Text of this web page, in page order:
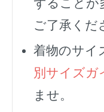
ご了承くだ
着物のサイ
別サイズガ
ませ。